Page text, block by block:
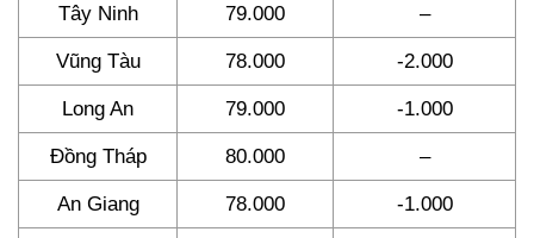
Tây Ninh 79.000 –
Vũng Tàu 78.000 -2.000
Long An 79.000 -1.000
Đồng Tháp 80.000 –
An Giang 78.000 -1.000